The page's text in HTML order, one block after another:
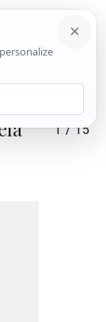
1/15